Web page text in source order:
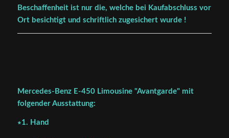
Beschaffenheit ist nur die, welche bei Kaufabschluss vor
Ort besichtigt und schriftlich zugesichert wurde !
Mercedes-Benz E-450 Limousine "Avantgarde" mit
folgender Ausstattung:
∗1. Hand